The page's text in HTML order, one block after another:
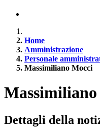
Home
Amministrazione
Personale
Massimiliano Mocci
Dettagli della